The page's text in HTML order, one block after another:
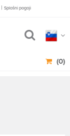
| Splošni pogoji
(0)